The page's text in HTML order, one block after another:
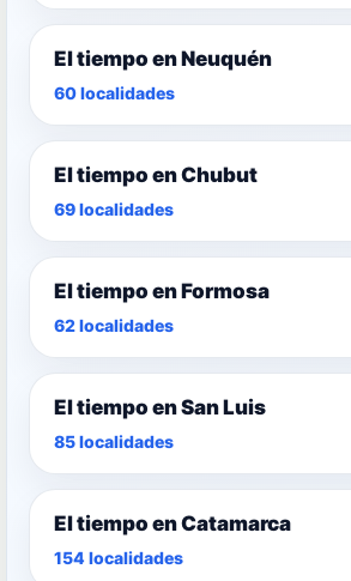
El tiempo en Neuquén
60 localidades
El tiempo en Chubut
69 localidades
El tiempo en Formosa
62 localidades
El tiempo en San Luis
85 localidades
El tiempo en Catamarca
154 localidades